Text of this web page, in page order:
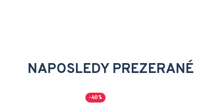
NAPOSLEDY PREZERANÉ
-40 %